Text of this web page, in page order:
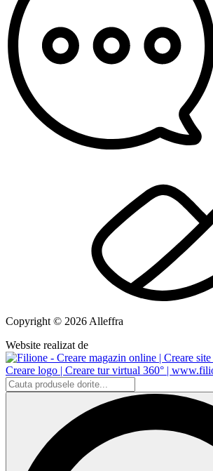
Copyright © 2026 Alleffra
Website realizat de
Search
...